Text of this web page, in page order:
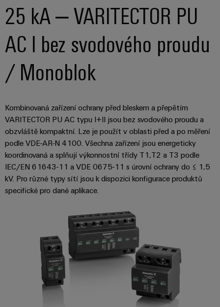
25 kA – VARITECTOR PU
AC I bez svodového proudu
/ Monoblok
Kombinovaná zařízení ochrany před bleskem a přepětím
VARITECTOR PU AC typu I+II jsou bez svodového proudu a
obzvláště kompaktní. Lze je použít v oblasti před a po měření
podle VDE-AR-N 4100. Všechna zařízení jsou energeticky
koordinovaná a splňují výkonnostní třídy T1,T2 a T3 podle
IEC/EN 61643-11 a VDE 0675-11 s úrovní ochrany do ≤ 1,5
kV. Pro různé typy sítí jsou k dispozici konfigurace produktů
specifické pro dané aplikace.